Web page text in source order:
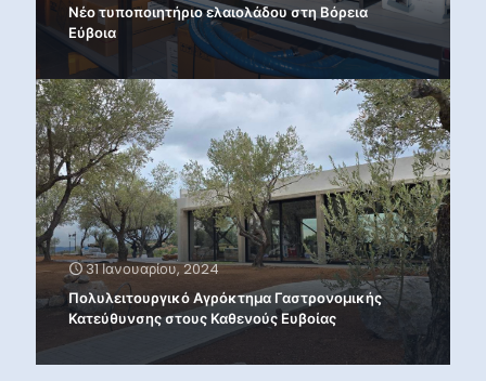
Νέο τυποποιητήριο ελαιολάδου στη Βόρεια
Εύβοια
31 Ιανουαρίου, 2024
Πολυλειτουργικό Αγρόκτημα Γαστρονομικής
Κατεύθυνσης στους Καθενούς Ευβοίας